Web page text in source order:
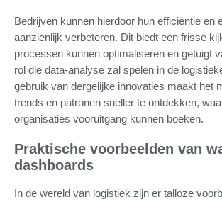
Bedrijven kunnen hierdoor hun efficiëntie en
aanzienlijk verbeteren. Dit biedt een frisse
processen kunnen optimaliseren en getuigt
rol die data-analyse zal spelen in de
gebruik van dergelijke innovaties maakt het
trends en patronen sneller te ontdekken,
organisaties vooruitgang kunnen boeken.
Praktische voorbeelden van
dashboards
In de wereld van logistiek zijn er talloze